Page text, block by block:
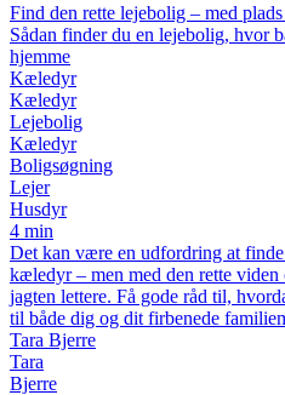
Find den rette lejebolig – med
Sådan finder du en lejebolig, hvor
hjemme
Kæledyr
Kæledyr
Lejebolig
Kæledyr
Boligsøgning
Lejer
Husdyr
4 min
Det kan være en udfordring at
kæledyr – men med den rette viden
jagten lettere. Få gode råd til,
til både dig og dit firbenede
Tara Bjerre
Tara
Bjerre